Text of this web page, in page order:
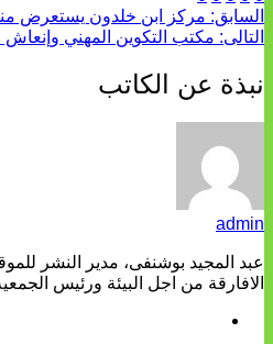
السابق: مركز ابن خلدون يستعرض
التالى: مكتب التكوين المهني
نبذة عن الكاتب
admin
عبد المجيد بوشنفى، مدير النشر
الافارقة من اجل البيئة ورئيس